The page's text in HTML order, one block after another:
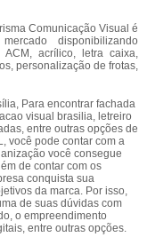
Comunicação Visual é
disponibilizando
acrílico, letra caixa,
personalização de frotas,
Para encontrar fachada
visual brasilia, letreiro
entre outras opções de
você pode contar com a
você consegue
de contar com os
conquista sua
da marca. Por isso,
de suas dúvidas com
o empreendimento
entre outras opções.